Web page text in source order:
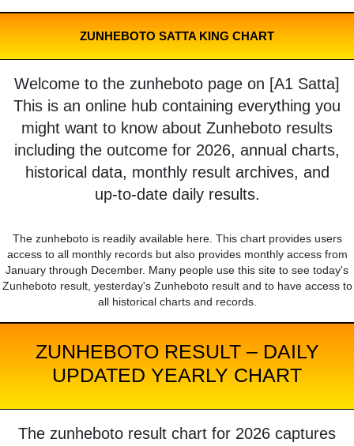
ZUNHEBOTO SATTA KING CHART
Welcome to the zunheboto page on [A1 Satta]
This is an online hub containing everything you
might want to know about Zunheboto results
including the outcome for 2026, annual charts,
historical data, monthly result archives, and
up-to-date daily results.
The zunheboto is readily available here. This chart provides users
access to all monthly records but also provides monthly access from
January through December. Many people use this site to see today's
Zunheboto result, yesterday's Zunheboto result and to have access to
all historical charts and records.
ZUNHEBOTO RESULT – DAILY
UPDATED YEARLY CHART
The zunheboto result chart for 2026 captures